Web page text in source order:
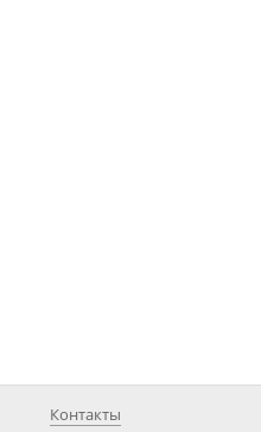
Контакты